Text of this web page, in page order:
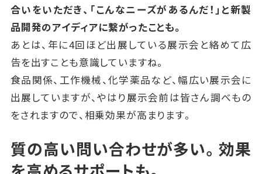
合いをいただき、 「こんなニーズがあるんだ！」と新製
品開発のアイディアに繋がったことも。
あとは、年に4回ほど出展している展示会と絡めて広
告を出すことも意識していますね。
食品関係、工作機械、化学薬品など、幅広い展示会に
出展していますが、やはり展示会前は皆さん調べもの
をされますので、相乗効果が高まります。
質の高い問い合わせが多い。効果